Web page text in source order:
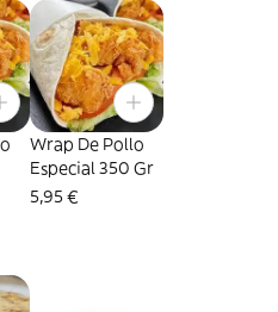
Wrap De Pollo
Especial 350 Gr
5,95 €